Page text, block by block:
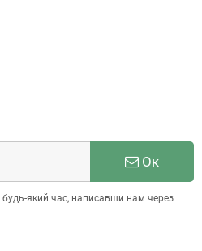
Ок
будь-який час, написавши нам через